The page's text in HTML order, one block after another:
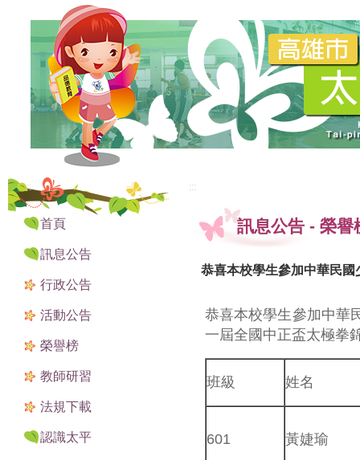
:::
首頁
訊息公告
行政公告
活動公告
榮譽榜
教師研習
法規下載
認識太平
:::
訊息公告 - 榮譽
恭喜本校學生參加中華民
恭喜本校學生參加中華
一屆全國中正盃太極拳
班級 姓名
601 黃婕瑜